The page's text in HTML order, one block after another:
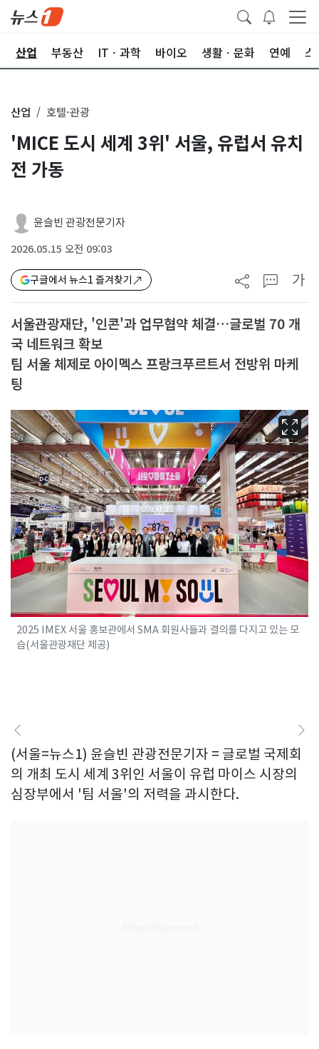
산업 부동산 ITㆍ과학 바이오 생활ㆍ문화 연예 스
산업 호텔·관광
'MICE 도시 세계 3위' 서울, 유럽서 유치
전 가동
윤슬빈 관광전문기자
2026.05.15 오전 09:03
구글에서 뉴스1 즐겨찾기 가
서울관광재단, '인콘'과 업무협약 체결…글로벌 70 개
국 네트워크 확보
팀 서울 체제로 아이멕스 프랑크푸르트서 전방위 마케
팅
2025 IMEX 서울 홍보관에서 SMA 회원사들과 결의를 다지고 있는 모
습(서울관광재단 제공)
(서울=뉴스1) 윤슬빈 관광전문기자 = 글로벌 국제회
의 개최 도시 세계 3위인 서울이 유럽 마이스 시장의
심장부에서 '팀 서울'의 저력을 과시한다.